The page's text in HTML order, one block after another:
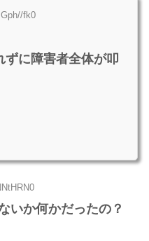
fk0
ずに障害者全体が叩
いか何かだったの？